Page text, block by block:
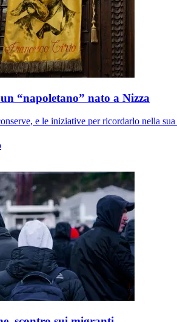
“napoletano” nato a Nizza
e le iniziative per ricordarlo nella sua